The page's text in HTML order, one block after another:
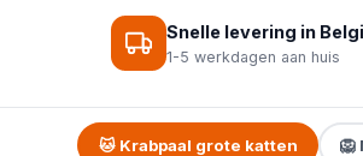
Snelle levering in
1-5 werkdagen aan huis
🐱 Krabpaal grote katten 🦁